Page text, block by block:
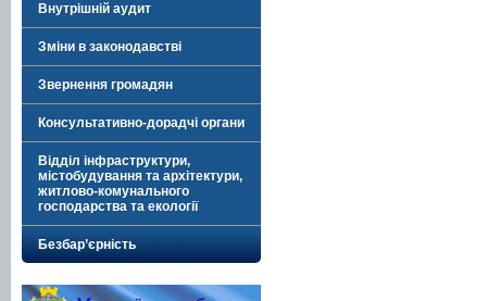
Внутрішній аудит
Зміни в законодавстві
Звернення громадян
Консультативно-дорадчі органи
Відділ інфраструктури,
містобудування та архітектури,
житлово-комунального
господарства та екології
Безбар’єрність